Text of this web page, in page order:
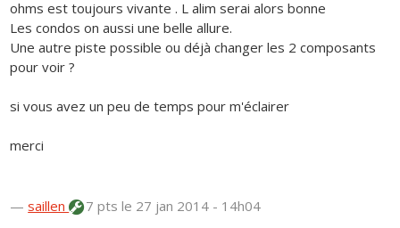
ohms est toujours vivante . L alim serai alors bonne
Les condos on aussi une belle allure.
Une autre piste possible ou déjà changer les 2 composants
pour voir ?
si vous avez un peu de temps pour m'éclairer
merci
—saillen 7 ptsle 27 jan 2014 - 14h04